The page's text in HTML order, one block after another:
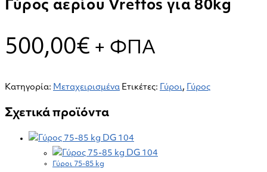
Γύρος αερίου Vrettos για 80kg
500,00€ + ΦΠΑ
Κατηγορία: Μεταχειρισμένα Ετικέτες: Γύροι, Γύρος
Σχετικά προϊόντα
Γύροι 75-85 kg